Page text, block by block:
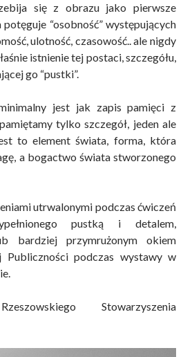
się z obrazu jako pierwsze
“osobność” występujących
ulotność, czasowość.. ale nigdy
istnienie tej postaci, szczegółu,
go “pustki”.
jest jak zapis pamięci z
tylko szczegół, jeden ale
to element świata, forma, która
a bogactwo świata stworzonego
utrwalonymi podczas ćwiczeń
pustką i detalem,
bardziej przymrużonym okiem
Publiczności podczas wystawy w
Stowarzyszenia